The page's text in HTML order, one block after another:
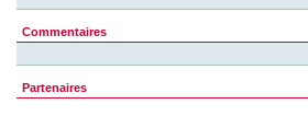
Commentaires
Partenaires